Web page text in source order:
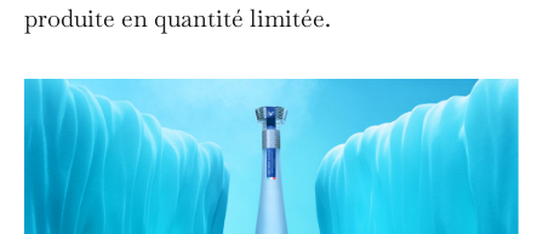
produite en quantité limitée.